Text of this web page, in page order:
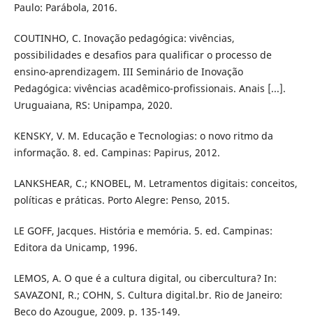
Paulo: Parábola, 2016.
COUTINHO, C. Inovação pedagógica: vivências,
possibilidades e desafios para qualificar o processo de
ensino-aprendizagem. III Seminário de Inovação
Pedagógica: vivências acadêmico-profissionais. Anais [...].
Uruguaiana, RS: Unipampa, 2020.
KENSKY, V. M. Educação e Tecnologias: o novo ritmo da
informação. 8. ed. Campinas: Papirus, 2012.
LANKSHEAR, C.; KNOBEL, M. Letramentos digitais: conceitos,
políticas e práticas. Porto Alegre: Penso, 2015.
LE GOFF, Jacques. História e memória. 5. ed. Campinas:
Editora da Unicamp, 1996.
LEMOS, A. O que é a cultura digital, ou cibercultura? In:
SAVAZONI, R.; COHN, S. Cultura digital.br. Rio de Janeiro:
Beco do Azougue, 2009. p. 135-149.